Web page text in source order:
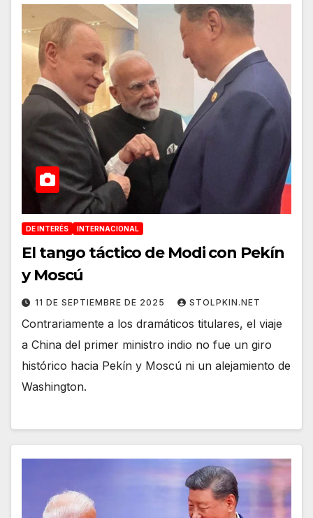
DE INTERÉS INTERNACIONAL
El tango táctico de Modi con Pekín
y Moscú
11 DE SEPTIEMBRE DE 2025 STOLPKIN.NET
Contrariamente a los dramáticos titulares, el viaje
a China del primer ministro indio no fue un giro
histórico hacia Pekín y Moscú ni un alejamiento de
Washington.